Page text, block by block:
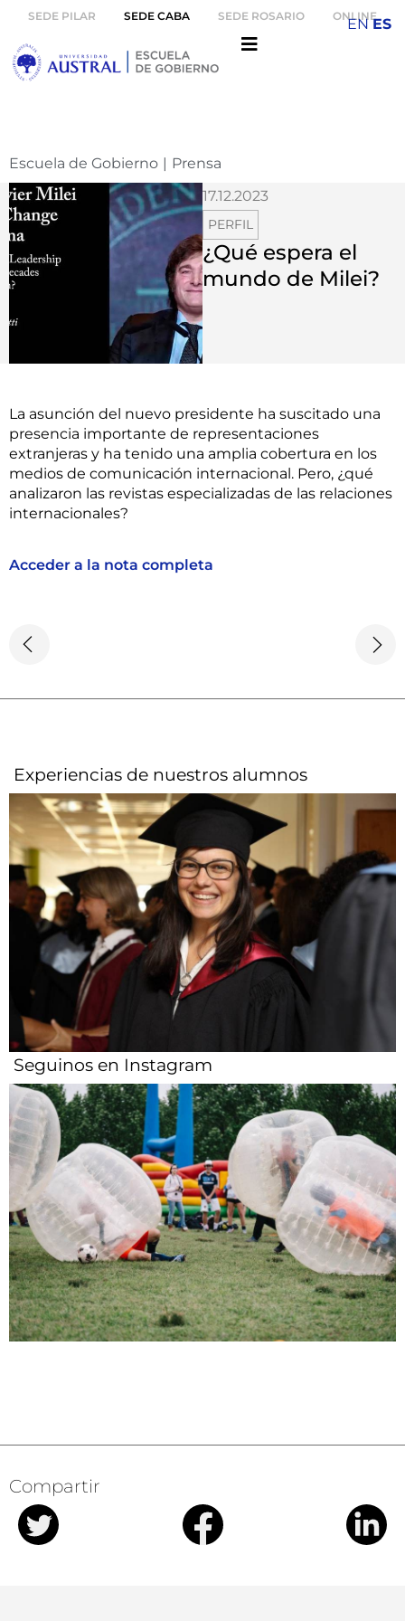
SEDE PILAR SEDE CABA SEDE ROSARIO ONLINE
Escuela de Gobierno | Prensa
17.12.2023
PERFIL
¿Qué espera el
mundo de Milei?
La asunción del nuevo presidente ha suscitado una
presencia importante de representaciones
extranjeras y ha tenido una amplia cobertura en los
medios de comunicación internacional. Pero, ¿qué
analizaron las revistas especializadas de las relaciones
internacionales?
Acceder a la nota completa
Experiencias de nuestros alumnos​
Seguinos en Instagram
Compartir
EN ES